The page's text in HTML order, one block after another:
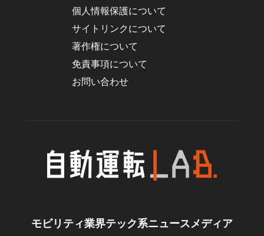
個人情報保護について
サイトリンクについて
著作権について
免責事項について
お問い合わせ
モビリティ業界テック系ニュースメディア